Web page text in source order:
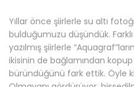
Yıllar önce şiirlerle su altı
bulduğumuzu düşündük.
yazılmış şiirlerle
ikisinin de bağlamından
büründüğünü fark ettik. Öyle